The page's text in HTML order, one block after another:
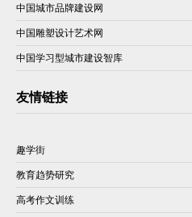
中国城市品牌建设网
中国雕塑设计艺术网
中国学习型城市建设智库
友情链接
趣学街
教育趋势研究
高考作文训练